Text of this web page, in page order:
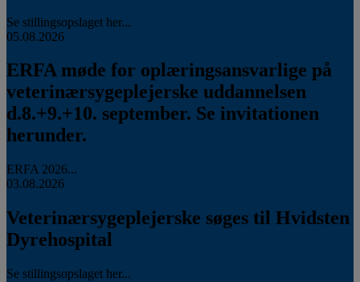
Se stillingsopslaget her...
05.08.2026
ERFA møde for oplæringsansvarlige på
veterinærsygeplejerske uddannelsen
d.8.+9.+10. september. Se invitationen
herunder.
ERFA 2026...
03.08.2026
Veterinærsygeplejerske søges til Hvidsten
Dyrehospital
Se stillingsopslaget her...